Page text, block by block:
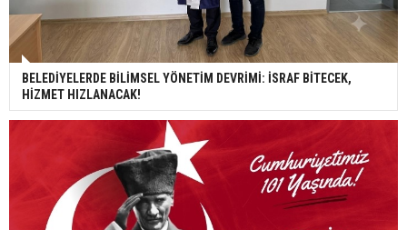
BELEDİYELERDE BİLİMSEL YÖNETİM DEVRİMİ: İSRAF BİTECEK,
HİZMET HIZLANACAK!